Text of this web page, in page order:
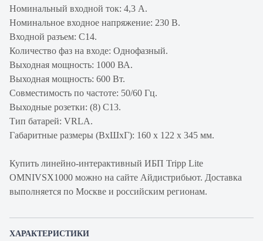
Номинальный входной ток: 4,3 A.
Номинальное входное напряжение: 230 В.
Входной разъем: C14.
Количество фаз на входе: Однофазный.
Выходная мощность: 1000 ВА.
Выходная мощность: 600 Вт.
Совместимость по частоте: 50/60 Гц.
Выходные розетки: (8) C13.
Тип батарей: VRLA.
Габаритные размеры (ВхШхГ): 160 х 122 х 345 мм.
Купить линейно-интерактивный ИБП Tripp Lite
OMNIVSX1000 можно на сайте Айдистрибьют. Доставка
выполняется по Москве и российским регионам.
ХАРАКТЕРИСТИКИ